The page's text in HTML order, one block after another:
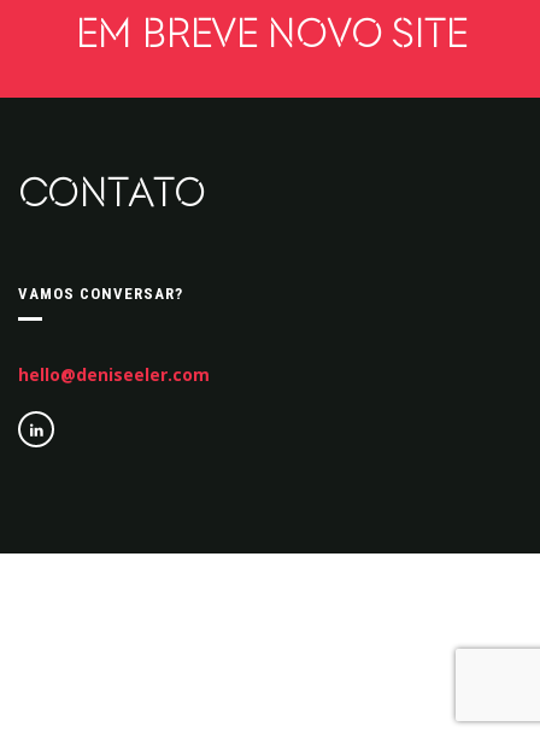
Em breve novo site
CONTATO
VAMOS CONVERSAR?
hello@deniseeler.com